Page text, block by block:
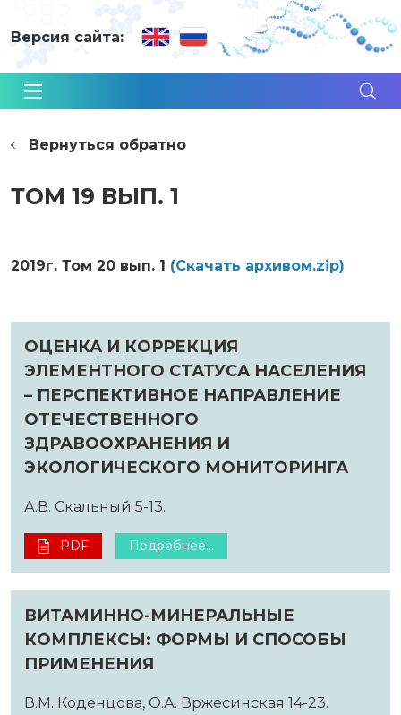
Версия сайта:
Вернуться обратно
ТОМ 19 ВЫП. 1
2019г. Том 20 вып. 1 (Cкачать архивом.zip)
ОЦЕНКА И КОРРЕКЦИЯ
ЭЛЕМЕНТНОГО СТАТУСА НАСЕЛЕНИЯ
– ПЕРСПЕКТИВНОЕ НАПРАВЛЕНИЕ
ОТЕЧЕСТВЕННОГО
ЗДРАВООХРАНЕНИЯ И
ЭКОЛОГИЧЕСКОГО МОНИТОРИНГА
А.В. Скальный 5-13.
PDF Подробнее...
ВИТАМИННО-МИНЕРАЛЬНЫЕ
КОМПЛЕКСЫ: ФОРМЫ И СПОСОБЫ
ПРИМЕНЕНИЯ
В.М. Коденцова, О.А. Вржесинская 14-23.